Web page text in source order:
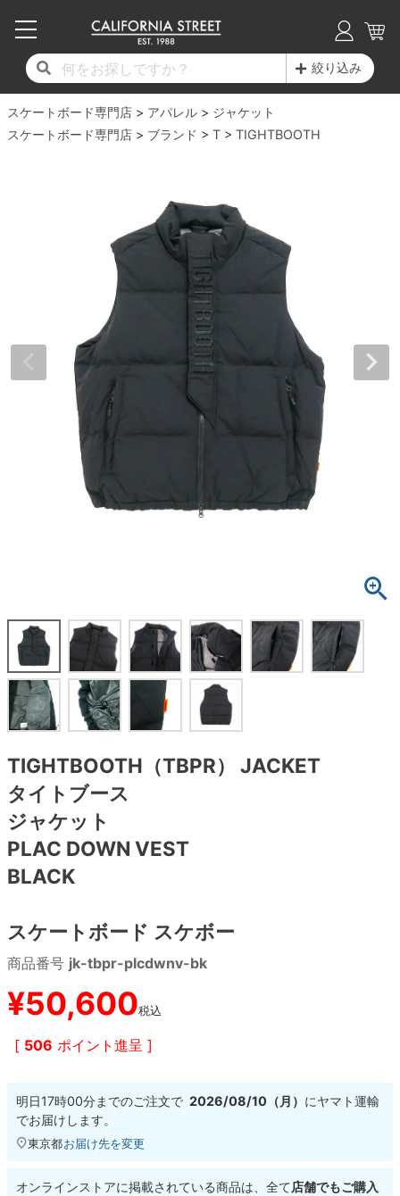
絞り込み
スケートボード専門店 アパレル
ジャケット
スケートボード専門店
ブランド T TIGHTBOOTH
TIGHTBOOTH（TBPR） JACKET
タイトブース
ジャケット
PLAC DOWN VEST
BLACK
スケートボード スケボー
商品番号 jk-tbpr-plcdwnv-bk
¥50,600税込
[ 506 ポイント進呈 ]
明日17時00分までのご注文で 2026/08/10（月） にヤマト運輸
でお届けします。
東京都お届け先を変更
オンラインストアに掲載されている商品は、全て店舗でもご購入
17時までのご注文は当日発送！
11,000円以上で送料無料！
毎月1日はポイント5倍！10日と20日は3倍！
17時までのご注文は当日発送！
11,000円以上で送料無料！
毎月1日はポイント5倍！10日と20日は3倍！
デッキブランド一覧（全てのデッキ）
サイズからデッキを選ぶ
子供用デッキ
7.0inch以下
7.7inch
8.4inch
8.5inch
8.7inch
8.8inch
8.9inch
9.0inch以上
高性能デッキ
17時までのご注文は当日発送！
11,000円以上で送料無料！
毎月1日はポイント5倍！10日と20日は3倍！
トラックブランド一覧（全てのトラック）
適合デッキサイズから選ぶ
7.0inch以下
7.2inch
7.8inch
8.5inch
8.6inch
8.8inch
8.9inch
9.0inch以上
17時までのご注文は当日発送！
11,000円以上で送料無料！
毎月1日はポイント5倍！10日と20日は3倍！
ウィールブランド一覧（全てのウィール）
ウィールをサイズから選ぶ
50mm
51mm
56mm
64mm
65mm
72mm
75mm
110mm
スピットファイヤー F4（フォーミュラフォ
ボーンズ XF（エックスフォーミュラ）
ボーンズ STF（エスティーエフ）
パウエルペラルタ DF（ドラゴンフォーミュ
ソフトウィール（クルーザー）
ベアリング
デッキテープ
ボルト
パーツ・その他
練習用アイテム（初心者におすすめ）
スケートケース・バッグ
メディア（雑誌・DVD・CD）
17時までのご注文は当日発送！
11,000円以上で送料無料！
毎月1日はポイント5倍！10日と20日は3倍！
シューズをサイズから選ぶ
20cm
21cm
24cm
27.5cm
28cm
29cm
29.5cm
30cm
インソール
シューレース・その他
17時までのご注文は当日発送！
11,000円以上で送料無料！
毎月1日はポイント5倍！10日と20日は3倍！
ロングスリーブTシャツ
トレーナー・セーター
パンツ
ショーツ
長袖ボタンシャツ
キャップ
ソックス
アンダーウエア
サイズの測り方
17時までのご注文は当日発送！
11,000円以上で送料無料！
毎月1日はポイント5倍！10日と20日は3倍！
17時までのご注文は当日発送！
11,000円以上で送料無料！
毎月1日はポイント5倍！10日と20日は3倍！
スタッフおすすめアイテム
ブランド紹介
INFO
スケートパーク情報
17時までのご注文は当日発送！
11,000円以上で送料無料！
毎月1日はポイント5倍！10日と20日は3倍！
カリフォルニアストリートの歴史
プライバシーポリシー
特定商取引法に基づく表記